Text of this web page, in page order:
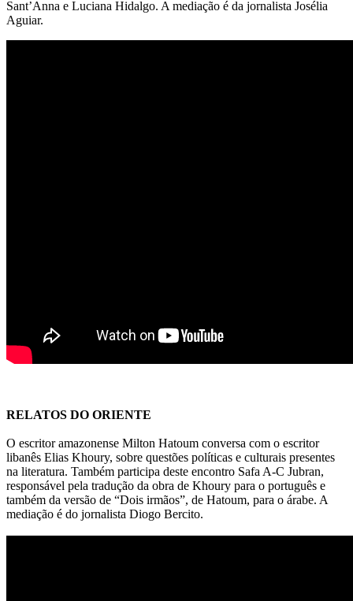
Sant’Anna e Luciana Hidalgo. A mediação é da jornalista Josélia
Aguiar.
RELATOS DO ORIENTE
O escritor amazonense Milton Hatoum conversa com o escritor
libanês Elias Khoury, sobre questões políticas e culturais presentes
na literatura. Também participa deste encontro Safa A-C Jubran,
responsável pela tradução da obra de Khoury para o português e
também da versão de “Dois irmãos”, de Hatoum, para o árabe. A
mediação é do jornalista Diogo Bercito.